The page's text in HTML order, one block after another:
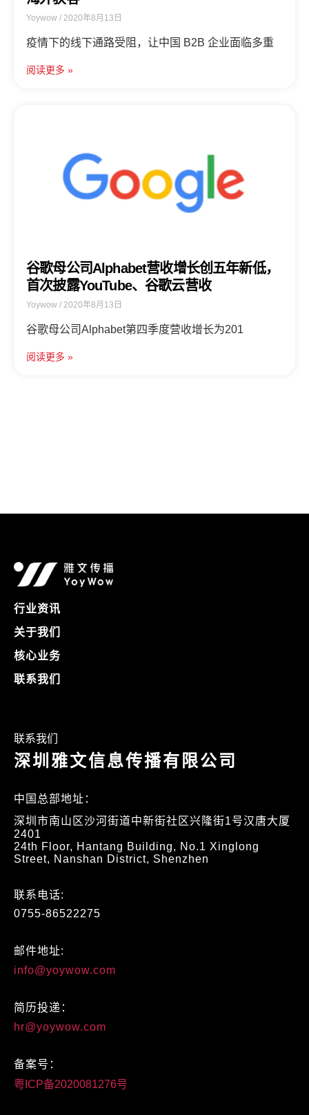
Yoywow 2020年8月13日
疫情下的线下通路受阻，让中国 B2B 企业面临多重
阅读更多 »
谷歌母公司Alphabet营收增长创五年新低，
首次披露YouTube、谷歌云营收
Yoywow 2020年8月13日
谷歌母公司Alphabet第四季度营收增长为201
阅读更多 »
行业资讯
关于我们
核心业务
联系我们
联系我们
深圳雅文信息传播有限公司
中国总部地址：
深圳市南山区沙河街道中新街社区兴隆街1号汉唐大厦
2401
24th Floor, Hantang Building, No.1 Xinglong
Street, Nanshan District, Shenzhen
联系电话:
0755-86522275
邮件地址:
info@yoywow.com
简历投递：
hr@yoywow.com
备案号：
粤ICP备2020081276号